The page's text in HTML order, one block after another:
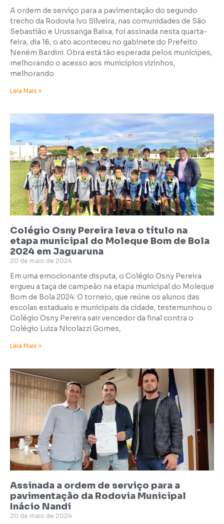
A ordem de serviço para a pavimentação do segundo
trecho da Rodovia Ivo Silveira, nas comunidades de São
Sebastião e Urussanga Baixa, foi assinada nesta quarta-
feira, dia 16, o ato aconteceu no gabinete do Prefeito
Neném Bardini. Obra está tão esperada pelos munícipes,
melhorando o acesso aos municípios vizinhos,
melhorando
Leia Mais »
Colégio Osny Pereira leva o título na
etapa municipal do Moleque Bom de Bola
2024 em Jaguaruna
20 de maio de 2024
Em uma emocionante disputa, o Colégio Osny Pereira
ergueu a taça de campeão na etapa municipal do Moleque
Bom de Bola 2024. O torneio, que reúne os alunos das
escolas estaduais e municipais da cidade, testemunhou o
Colégio Osny Pereira sair vencedor da final contra o
Colégio Luiza Nicolazzi Gomes,
Leia Mais »
Assinada a ordem de serviço para a
pavimentação da Rodovia Municipal
Inácio Nandi
20 de maio de 2024